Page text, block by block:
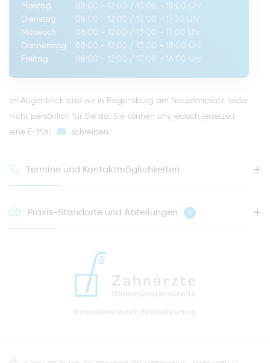
Montag 08:00 - 12:00 / 13:00 - 18:00 Uhr
Dienstag
08:00 - 12:00 / 13:00 - 17:30 Uhr
Mittwoch
08:00 - 12:00 / 13:00 - 17:00 Uhr
Donnerstag
08:00 - 12:00 / 13:00 - 18:00 Uhr
Freitag
08:00 - 12:00 / 13:00 - 16:00 Uhr
Im Augenblick sind wir in Regensburg am Neupfarrplatz leider
nicht persönlich für Sie da. Sie können uns jedoch jederzeit
eine E-Mail
schreiben.
Termine und Kontaktmöglichkeiten
info@zahnaerzte-in-regensburg.de
Praxis-Standorte und Abteilungen 4